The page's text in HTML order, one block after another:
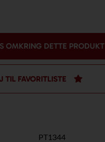
OMKRING DETTE PRODUKT
TIL FAVORITLISTE
PT1344